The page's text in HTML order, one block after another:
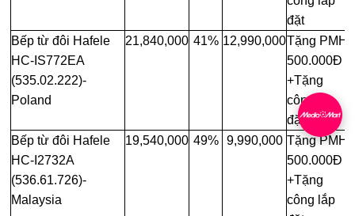
đặt
Bếp từ đôi Hafele
HC-IS772EA
(535.02.222)-
Poland
21,840,000 41% 12,990,000Tặng PMH
500.000Đ
+Tặng
công lắp
đặt
Bếp từ đôi Hafele
HC-I2732A
(536.61.726)-
Malaysia
19,540,000 49% 9,990,000 Tặng PMH
500.000Đ
+Tặng
công lắp